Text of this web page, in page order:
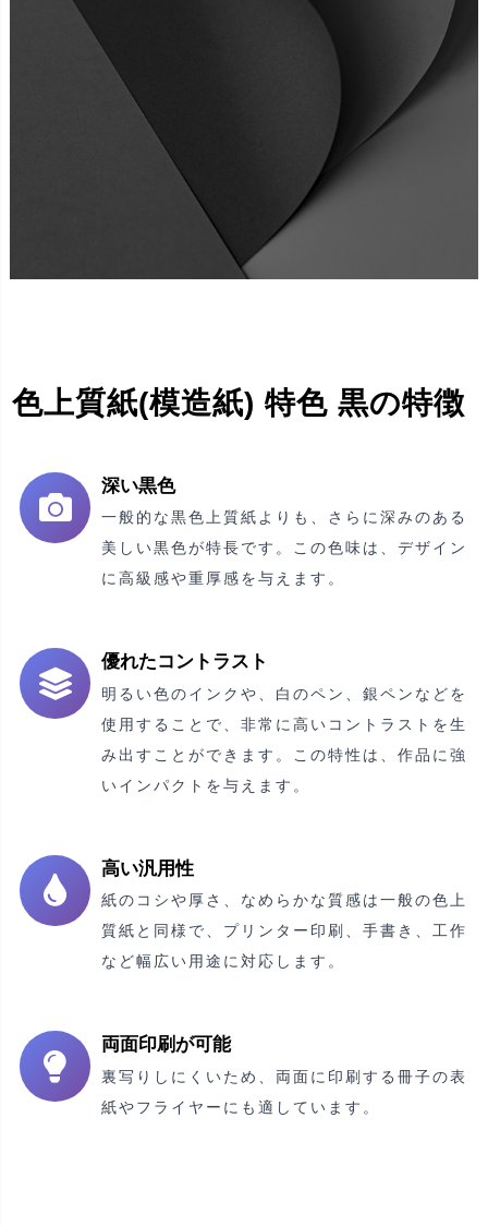
色上質紙(模造紙) 特色 黒の特徴
深い黒色
一般的な黒色上質紙よりも、さらに深みのある
美しい黒色が特長です。この色味は、デザイン
に高級感や重厚感を与えます。
優れたコントラスト
明るい色のインクや、白のペン、銀ペンなどを
使用することで、非常に高いコントラストを生
み出すことができます。この特性は、作品に強
いインパクトを与えます。
高い汎用性
紙のコシや厚さ、なめらかな質感は一般の色上
質紙と同様で、プリンター印刷、手書き、工作
など幅広い用途に対応します。
両面印刷が可能
裏写りしにくいため、両面に印刷する冊子の表
紙やフライヤーにも適しています。